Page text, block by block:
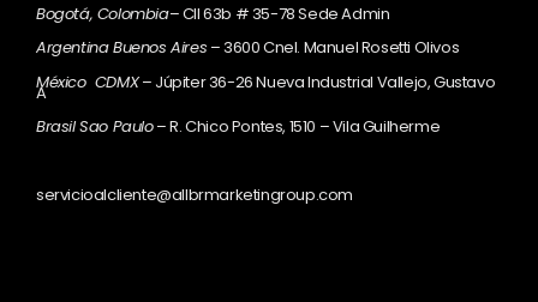
Bogotá, Colombia– Cll 63b # 35-78 Sede Admin
Argentina Buenos Aires – 3600 Cnel. Manuel Rosetti Olivos
México CDMX– Júpiter 36-26 Nueva Industrial Vallejo, Gustavo
A
Brasil Sao Paulo– R. Chico Pontes, 1510 – Vila Guilherme
servicioalcliente@allbrmarketingroup.com